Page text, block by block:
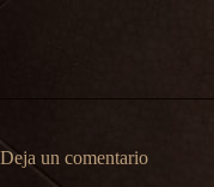
Deja un comentario